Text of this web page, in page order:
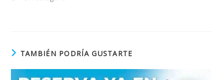
TAMBIÉN PODRÍA GUSTARTE